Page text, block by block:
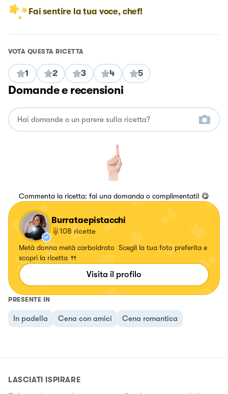
Fai sentire la tua voce, chef!
VOTA QUESTA RICETTA
1 2 3 4 5
Domande e recensioni
Commenta la ricetta: fai una domanda o complimentati! 😋
Burrataepistacchi
108 ricette
Metà donna metà carboidrato Scegli la tua foto preferita e
scopri la ricetta 🍴
Visita il profilo
PRESENTE IN
In padella Cena con amici Cena romantica
LASCIATI ISPIRARE